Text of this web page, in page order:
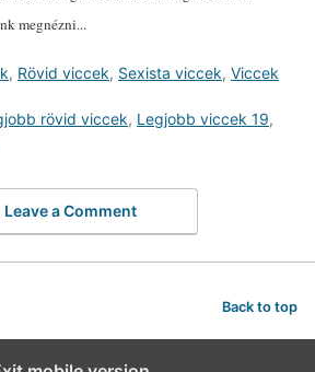
megnézni...
, Rövid viccek, Sexista viccek, Viccek
rövid viccek, Legjobb viccek 19,
Leave a Comment
Back to top